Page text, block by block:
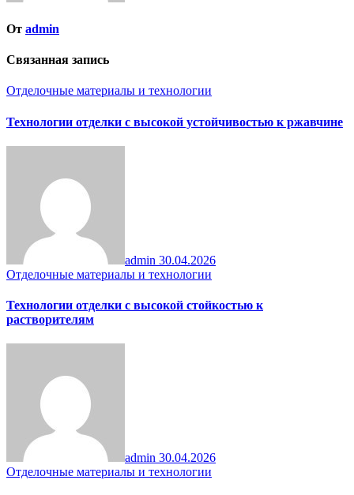
От admin
Связанная запись
Отделочные материалы и технологии
Технологии отделки с высокой устойчивостью к ржавчине
admin 30.04.2026
Отделочные материалы и технологии
Технологии отделки с высокой стойкостью к
растворителям
admin 30.04.2026
Отделочные материалы и технологии